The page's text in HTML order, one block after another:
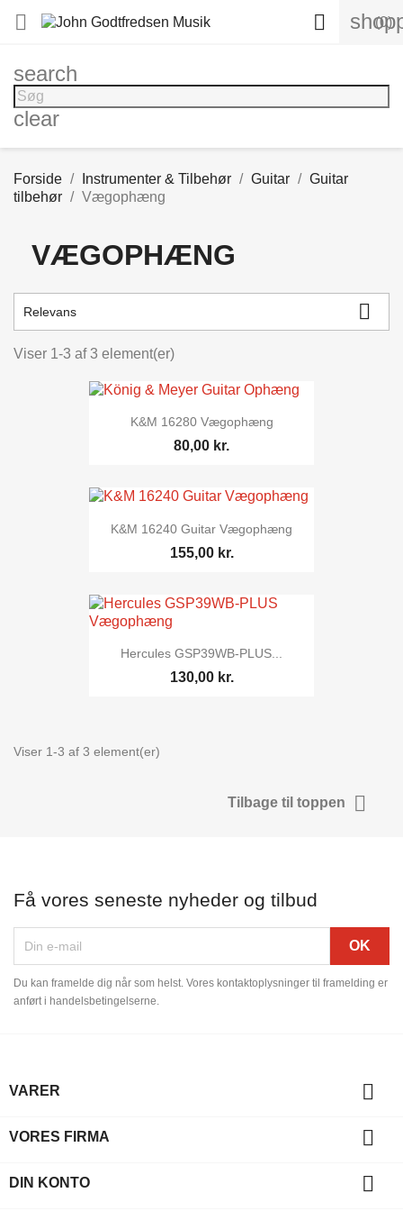
 (0)

search
clear
Forside Instrumenter & Tilbehør Guitar
Guitar
tilbehør
Vægophæng
VÆGOPHÆNG
Relevans 
Viser 1-3 af 3 element(er)
K&M 16280 Vægophæng
80,00 kr.
K&M 16240 Guitar Vægophæng
155,00 kr.
Hercules GSP39WB-PLUS...
130,00 kr.
Viser 1-3 af 3 element(er)
Tilbage til toppen 
Få vores seneste nyheder og tilbud
Du kan framelde dig når som helst. Vores kontaktoplysninger til framelding er
anført i handelsbetingelserne.
VARER 
VORES FIRMA 
DIN KONTO 